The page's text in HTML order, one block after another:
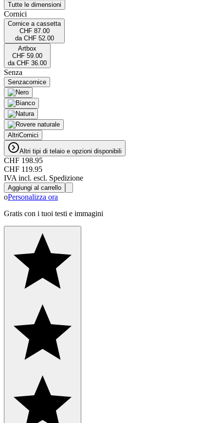
Tutte le dimensioni
Cornici
Cornice a cassetta
CHF 87.00
da CHF 52.00
Artbox
CHF 59.00
da CHF 36.00
Senza
Senzacornice
AltriCornici
Altri tipi di telaio e opzioni disponibili
CHF 198.95
CHF 119.95
IVA incl. escl. Spedizione
Aggiungi al carrello
oPersonalizza ora
Gratis con i tuoi testi e immagini